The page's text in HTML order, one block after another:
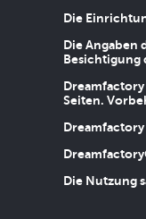
Die
Die
Besichtigung
Seiten.
Die Nutzung